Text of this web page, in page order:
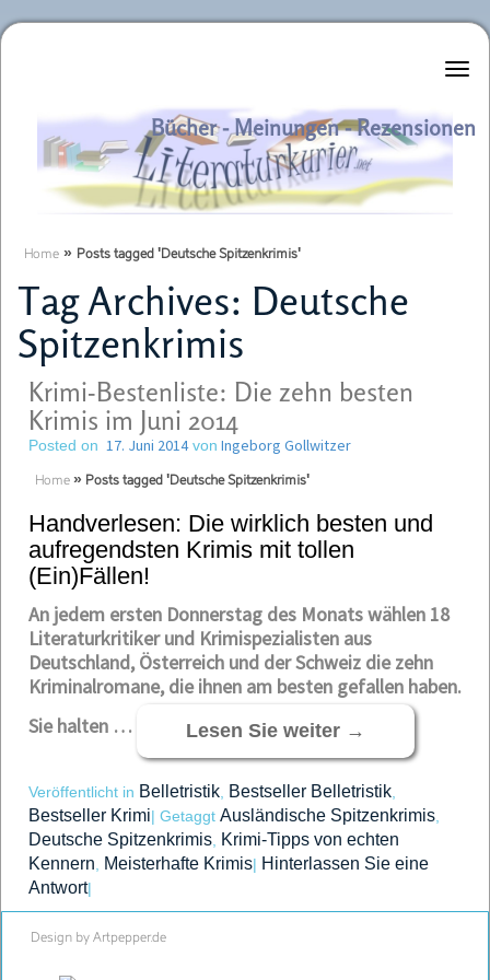
Literaturkurier.net
Bücher - Meinungen - Rezensionen
Home » Posts tagged 'Deutsche Spitzenkrimis'
Tag Archives: Deutsche
Spitzenkrimis
Krimi-Bestenliste: Die zehn besten
Krimis im Juni 2014
Posted on 17. Juni 2014von Ingeborg Gollwitzer
Home » Posts tagged 'Deutsche Spitzenkrimis'
Handverlesen: Die wirklich besten und
aufregendsten Krimis mit tollen
(Ein)Fällen!
An jedem ersten Donnerstag des Monats wählen 18
Literaturkritiker und Krimispezialisten aus
Deutschland, Österreich und der Schweiz die zehn
Kriminalromane, die ihnen am besten gefallen haben.
Sie halten …
Lesen Sie weiter →
Veröffentlicht in Belletristik Bestseller Belletristik
Bestseller Krimi| Getaggt Ausländische Spitzenkrimis
Deutsche Spitzenkrimis Krimi-Tipps von echten
Kennern
Meisterhafte Krimis| Hinterlassen Sie eine
Antwort|
Design by Artpepper.de